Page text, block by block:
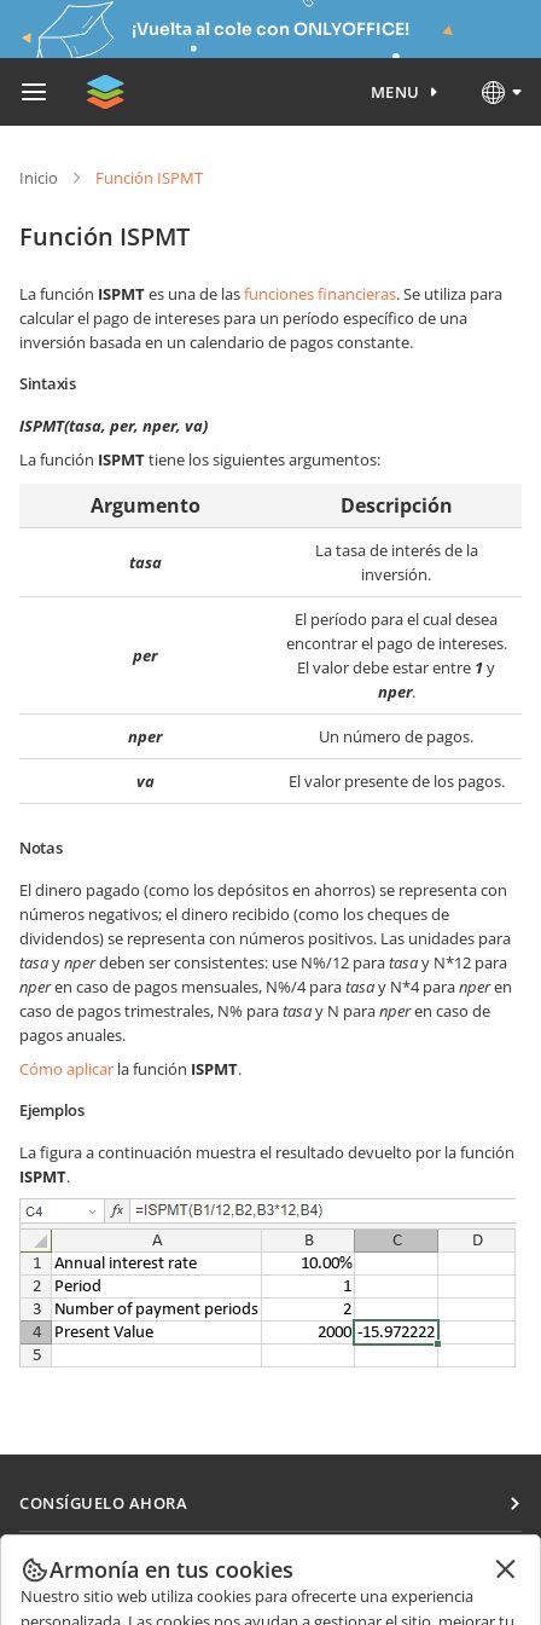
¡Vuelta al cole con ONLYOFFICE!
MENU
Inicio Función ISPMT
Función ISPMT
La función ISPMTes una de lasfunciones financieras. Se utiliza para
calcular el pago de intereses para un período específico de una
inversión basada en un calendario de pagos constante.
Sintaxis
ISPMT(tasa, per, nper, va)
La función ISPMTtiene los siguientes argumentos:
Argumento Descripción
tasa
La tasa de interés de la
inversión.
per
El período para el cual desea
encontrar el pago de intereses.
El valor debe estar entre 1y
nper.
nper Un número de pagos.
va El valor presente de los pagos.
Notas
El dinero pagado (como los depósitos en ahorros) se representa con
números negativos; el dinero recibido (como los cheques de
dividendos) se representa con números positivos. Las unidades para
tasaynperdeben ser consistentes: use N%/12 paratasay N*12 para
nperen caso de pagos mensuales, N%/4 paratasay N*4 paranperen
caso de pagos trimestrales, N% paratasay N paranperen caso de
pagos anuales.
Cómo aplicar la función ISPMT.
Ejemplos
La figura a continuación muestra el resultado devuelto por la función
ISPMT.
CONSÍGUELO AHORA
Docs
DocSpace
COLABORAR
Para colaboradores
RECIBIR NOTICIAS
Armonía en tus cookies
Nuestro sitio web utiliza cookies para ofrecerte una experiencia